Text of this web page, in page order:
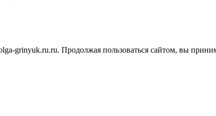
grinyuk.ru.ru. Продолжая пользоваться сайтом, вы